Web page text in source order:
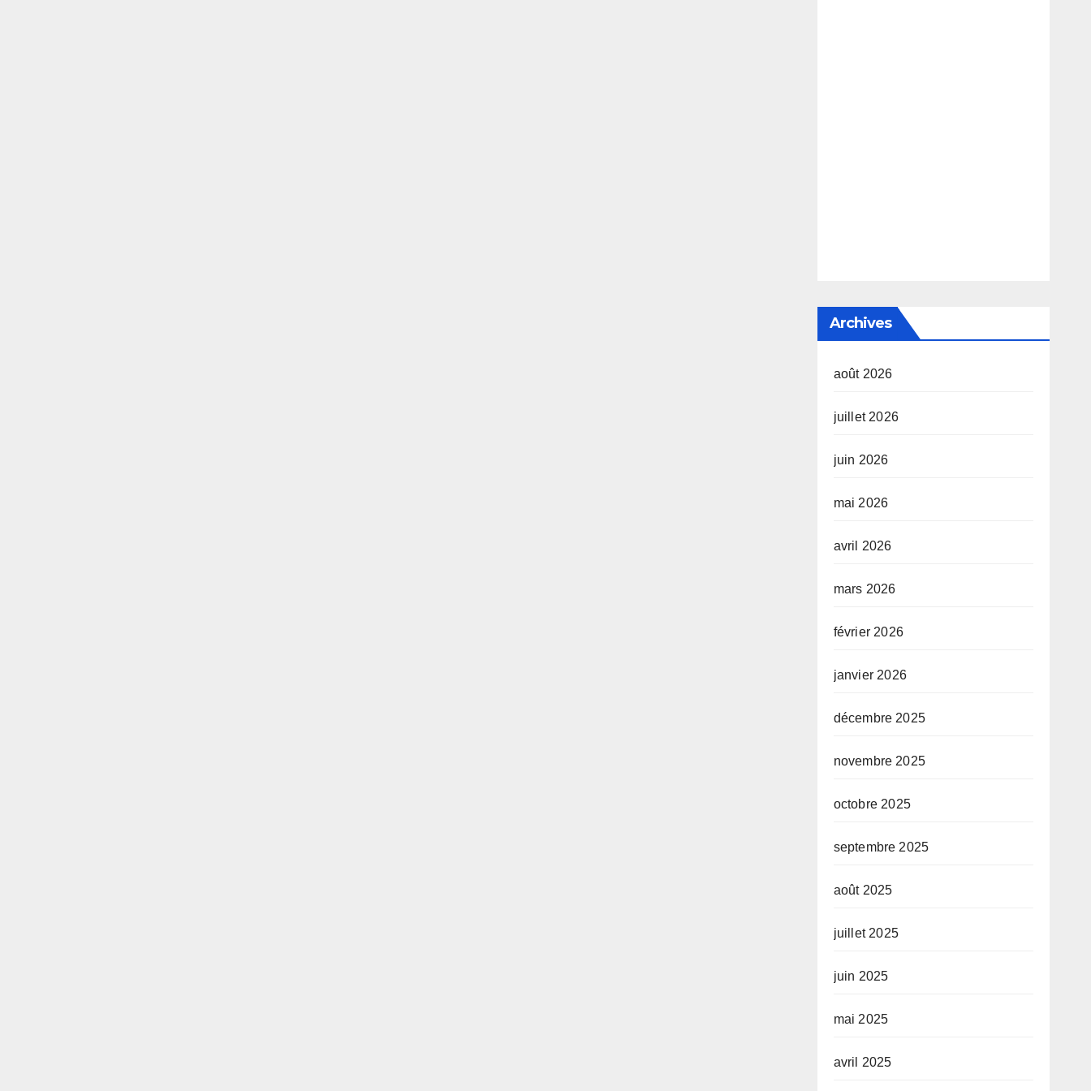
Archives
août 2026
juillet 2026
juin 2026
mai 2026
avril 2026
mars 2026
février 2026
janvier 2026
décembre 2025
novembre 2025
octobre 2025
septembre 2025
août 2025
juillet 2025
juin 2025
mai 2025
avril 2025